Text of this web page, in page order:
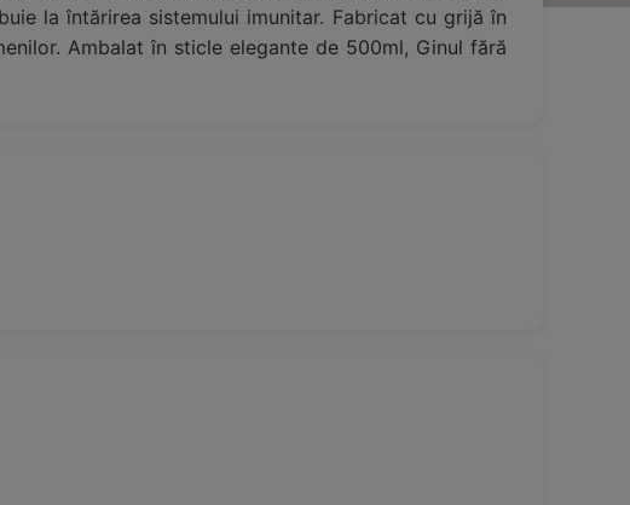
la întărirea sistemului imunitar. Fabricat cu grijă în
Ambalat în sticle elegante de 500ml, Ginul fără